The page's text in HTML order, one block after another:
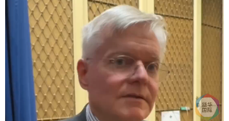
访谈 视频 图片 政务
法律 中央文件 汽车
食品 信息化 数字经济
学术中国 乡村振兴 银龄 溯源中国
城市 旅游 能源 会展
彩票 娱乐 时尚 悦读